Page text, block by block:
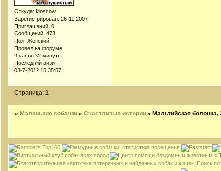
Откуда: Moscow
Зарегистрирован: 26-11-2007
Приглашений: 0
Сообщений: 473
Пол: Женский
Провел на форуме:
9 часов 32 минуты
Последний визит:
03-7-2012 15:35:57
Страница:1
» Маленькие собачки »Счастливые истории » Мальтийская болонка,